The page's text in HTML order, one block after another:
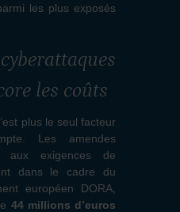
les plus exposés
les coûts
plus le seul facteur
Les amendes
aux exigences de
dans le cadre du
européen DORA,
44 millions d’euros